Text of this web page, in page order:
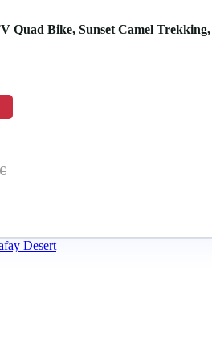
Quad Bike, Sunset Camel
€